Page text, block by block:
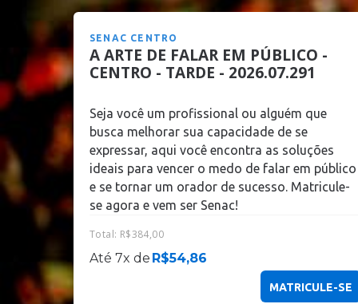
SENAC CENTRO
A ARTE DE FALAR EM PÚBLICO -
CENTRO - TARDE - 2026.07.291
Seja você um profissional ou alguém que
busca melhorar sua capacidade de se
expressar, aqui você encontra as soluções
ideais para vencer o medo de falar em público
e se tornar um orador de sucesso. Matricule-
se agora e vem ser Senac!
Total: R$384,00
Até 7x de R$54,86
MATRICULE-SE